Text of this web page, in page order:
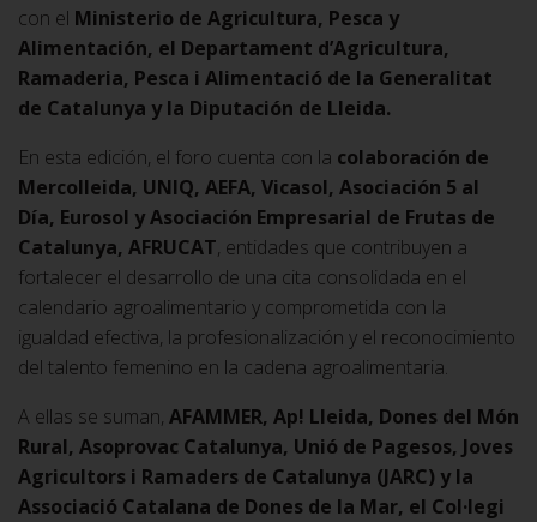
con el Ministerio de Agricultura, Pesca y
Alimentación, el Departament d’Agricultura,
Ramaderia, Pesca i Alimentació de la Generalitat
de Catalunya y la Diputación de Lleida.
En esta edición, el foro cuenta con la colaboración de
Mercolleida, UNIQ, AEFA, Vicasol, Asociación 5 al
Día, Eurosol y Asociación Empresarial de Frutas de
Catalunya, AFRUCAT, entidades que contribuyen a
fortalecer el desarrollo de una cita consolidada en el
calendario agroalimentario y comprometida con la
igualdad efectiva, la profesionalización y el reconocimiento
del talento femenino en la cadena agroalimentaria.
A ellas se suman, AFAMMER, Ap! Lleida, Dones del Món
Rural, Asoprovac Catalunya, Unió de Pagesos, Joves
Agricultors i Ramaders de Catalunya (JARC) y la
Associació Catalana de Dones de la Mar, el Col·legi